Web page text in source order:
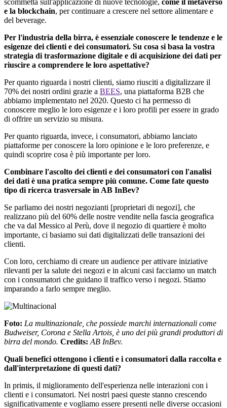
e la blockchain, per continuare a crescere nel settore alimentare e
del beverage.
Per l'industria della birra, è essenziale conoscere le tendenze e le
esigenze dei clienti e dei consumatori. Su cosa si basa la vostra
strategia di trasformazione digitale e di acquisizione dei dati per
riuscire a comprendere le loro aspettative?
Per quanto riguarda i nostri clienti, siamo riusciti a digitalizzare il
70% dei nostri ordini grazie a BEES, una piattaforma B2B che
abbiamo implementato nel 2020. Questo ci ha permesso di
conoscere meglio le loro esigenze e i loro profili per essere in grado
di offrire un servizio su misura.
Per quanto riguarda, invece, i consumatori, abbiamo lanciato
piattaforme per conoscere la loro opinione e le loro preferenze, e
quindi scoprire cosa è più importante per loro.
Combinare l'ascolto dei clienti e dei consumatori con l'analisi
dei dati è una pratica sempre più comune. Come fate questo
tipo di ricerca trasversale in AB InBev?
Se parliamo dei nostri negozianti [proprietari di negozi], che
realizzano più del 60% delle nostre vendite nella fascia geografica
che va dal Messico al Perù, dove il negozio di quartiere è molto
importante, ci basiamo sui dati digitalizzati delle transazioni dei
clienti.
Con loro, cerchiamo di creare un audience per attivare iniziative
rilevanti per la salute dei negozi e in alcuni casi facciamo un match
con i consumatori che guidano il traffico verso i negozi. Stiamo
imparando a farlo sempre meglio.
Foto: La multinazionale , che possiede marchi internazionali come
Budweiser, Corona e Stella Artois, è uno dei più grandi produttori di
birra del mondo. Credits: AB InBev.
Quali benefici ottengono i clienti e i consumatori dalla raccolta e
dall'interpretazione di questi dati?
In primis, il miglioramento dell'esperienza nelle interazioni con i
clienti e i consumatori. Nei nostri paesi queste stanno crescendo
significativamente e vogliamo essere presenti nelle diverse occasioni